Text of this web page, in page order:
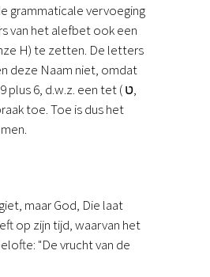
grammaticale vervoeging
van het alefbet ook een
H) te zetten. De letters
deze Naam niet, omdat
plus 6, d.w.z. een tet (ט,
toe. Toe is dus het
maar God, Die laat
op zijn tijd, waarvan het
"De vrucht van de